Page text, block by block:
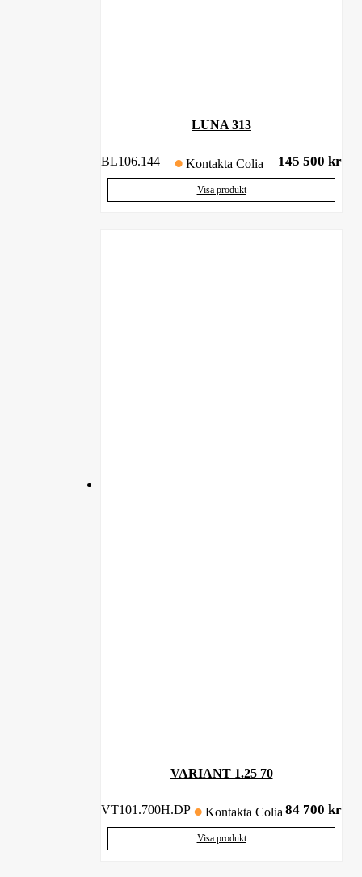
LUNA 313
BL106.144 Kontakta Colia 145 500 kr
Visa produkt
VARIANT 1.25 70
VT101.700H.DP Kontakta Colia 84 700 kr
Visa produkt